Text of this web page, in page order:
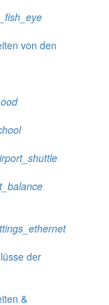
von den
der
&